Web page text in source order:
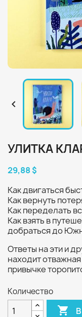

УЛИТКА
29,88 $
Как двигаться
Как вернуть
Как переделать
Как взять в
добраться до
Ответы на эти и
находит
привычке
Количество
